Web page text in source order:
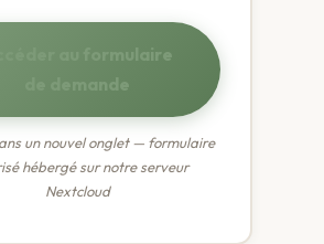
au formulaire
un nouvel onglet — formulaire
hébergé sur notre serveur
Nextcloud